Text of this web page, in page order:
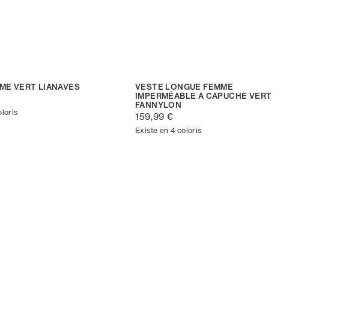
VERT LIANAVES
VESTE LONGUE FEMME
IMPERMÉABLE A CAPUCHE VERT
FANNYLON
159,99 €
Existe en 4 coloris